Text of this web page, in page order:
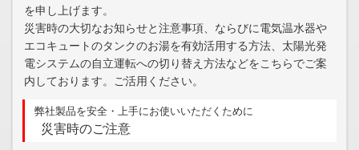
を申し上げます。
災害時の大切なお知らせと注意事項、ならびに電気温水器や
エコキュートのタンクのお湯を有効活用する方法、太陽光発
電システムの自立運転への切り替え方法などをこちらでご案
内しております。ご活用ください。
弊社製品を安全・上手にお使いいただくために
災害時のご注意